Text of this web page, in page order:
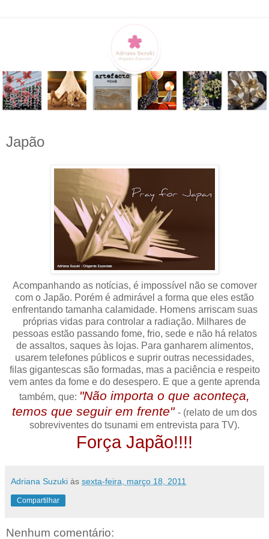
Japão
Acompanhando as notícias, é impossível não se comover
com o Japão. Porém é admirável a forma que eles estão
enfrentando tamanha calamidade. Homens arriscam suas
próprias vidas para controlar a radiação. Milhares de
pessoas estão passando fome, frio, sede e não há relatos
de assaltos, saques às lojas. Para ganharem alimentos,
usarem telefones públicos e suprir outras necessidades,
filas gigantescas são formadas, mas a paciência e respeito
vem antes da fome e do desespero. E que a gente aprenda
também, que: "Não importa o que aconteça,
temos que seguir em frente" - (relato de um dos
sobreviventes do tsunami em entrevista para TV).
Força Japão!!!!
Adriana Suzuki às sexta-feira, março 18, 2011
Compartilhar
Nenhum comentário: